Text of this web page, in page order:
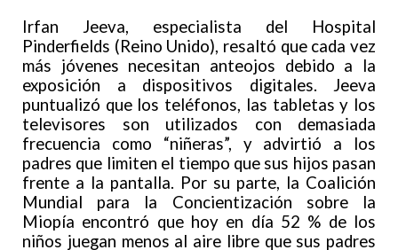
Irfan Jeeva, especialista del Hospital
Pinderfields (Reino Unido), resaltó que cada vez
más jóvenes necesitan anteojos debido a la
exposición a dispositivos digitales. Jeeva
puntualizó que los teléfonos, las tabletas y los
televisores son utilizados con demasiada
frecuencia como “niñeras”, y advirtió a los
padres que limiten el tiempo que sus hijos pasan
frente a la pantalla. Por su parte, la Coalición
Mundial para la Concientización sobre la
Miopía encontró que hoy en día 52 % de los
niños juegan menos al aire libre que sus padres